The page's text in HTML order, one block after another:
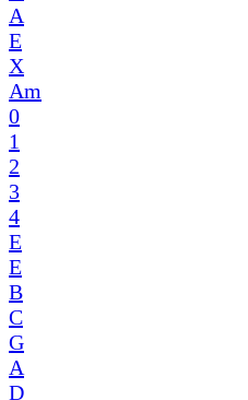
A
E
X
Am
0
1
2
3
4
E
E
B
C
G
A
D